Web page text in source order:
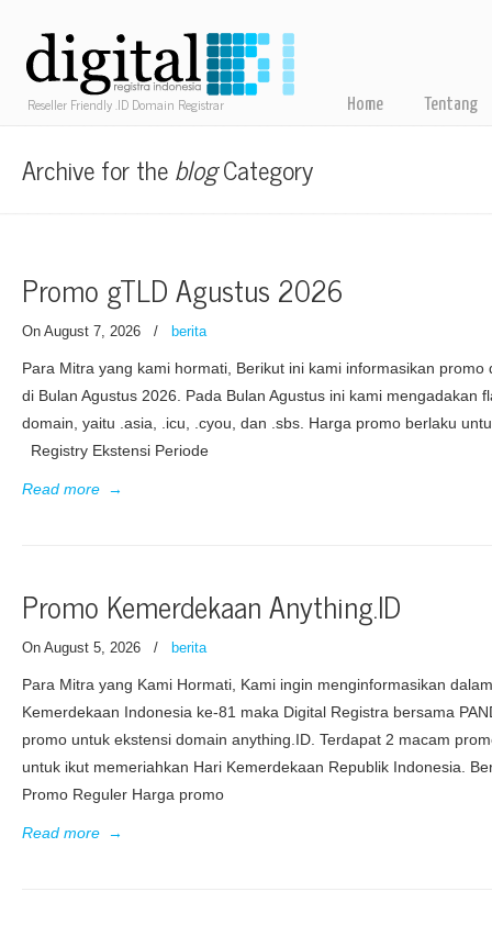
Reseller Friendly .ID Domain Registrar Home Tentang
Archive for theblogCategory
Promo gTLD Agustus 2026
On August 7, 2026 / berita
Para Mitra yang kami hormati, Berikut ini kami informasikan
di Bulan Agustus 2026. Pada Bulan Agustus ini kami mengadakan
domain, yaitu .asia, .icu, .cyou, dan .sbs. Harga promo berlaku
Registry Ekstensi Periode
Read more →
Promo Kemerdekaan Anything.ID
On August 5, 2026 / berita
Para Mitra yang Kami Hormati, Kami ingin menginformasikan
Kemerdekaan Indonesia ke-81 maka Digital Registra bersama
promo untuk ekstensi domain anything.ID. Terdapat 2 macam
untuk ikut memeriahkan Hari Kemerdekaan Republik Indonesia.
Promo Reguler Harga promo
Read more →